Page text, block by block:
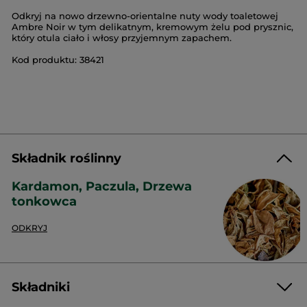
Odkryj na nowo drzewno-orientalne nuty wody toaletowej
Ambre Noir w tym delikatnym, kremowym żelu pod prysznic,
który otula ciało i włosy przyjemnym zapachem.
Kod produktu: 38421
Składnik roślinny
Kardamon, Paczula, Drzewa
tonkowca
ODKRYJ
Składniki